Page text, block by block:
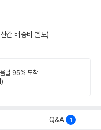
간 배송비 별도)
날 95% 도착
Q&A 1